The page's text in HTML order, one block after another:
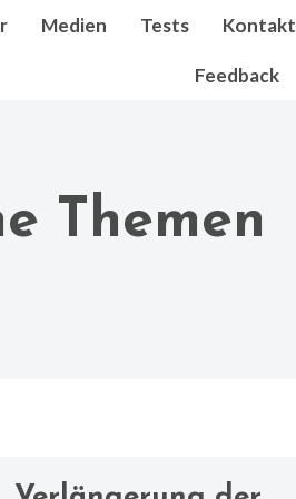
Medien Tests Kontakt
Feedback
Themen